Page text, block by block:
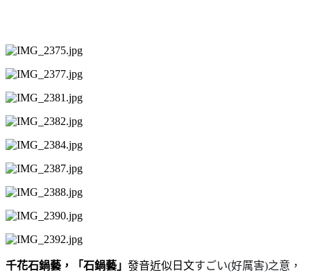
千花石鍋藝， 「石鍋藝 」 發音近似日文すごい(好厲害)之意，